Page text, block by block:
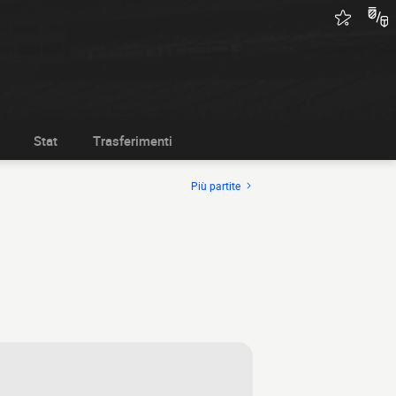
Stat Trasferimenti
Più partite